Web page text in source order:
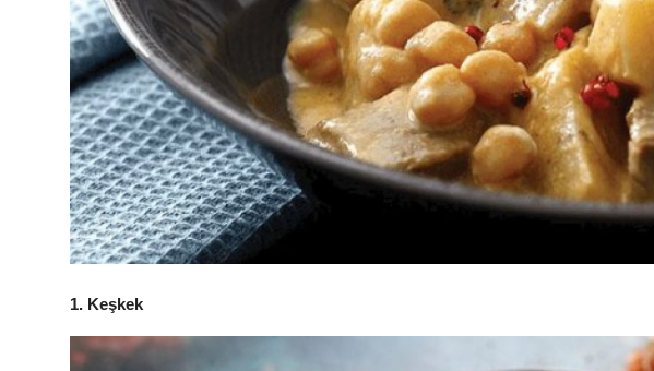
Mutfak Temizliği & Pratik Bilgiler
Anne & Bebek Beslenmesi
Mutfak Sırları & Teknikler
Gıda Sözlüğü & Nedir?
Yemek Tarifleri & Menüler
1. Keşkek